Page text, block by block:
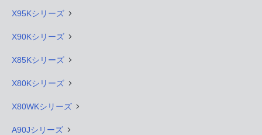
X95Kシリーズ
X90Kシリーズ
X85Kシリーズ
X80Kシリーズ
X80WKシリーズ
A90Jシリーズ